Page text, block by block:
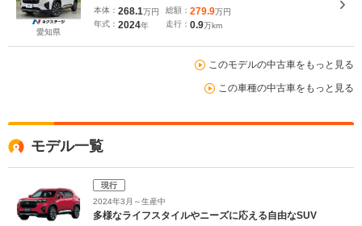
愛知県
LEDヘッドライト LEDフォグ ドラレコ 純正アル
ミ ルーフレール オートライト オートエアコン
本体： 268.1万円
年式： 2024年
総額： 279.9万円
走行： 0.9万km
このモデルの中古車をもっと見る
この車種の中古車をもっと見る
モデル一覧
現行
2024年3月～生産中
多様なライフスタイルやニーズに応える自由なSUV